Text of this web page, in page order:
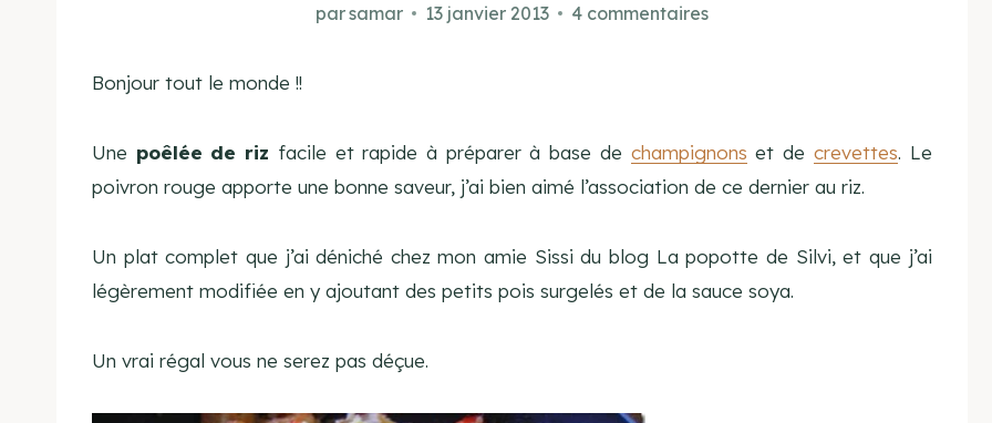
parsamar 13 janvier 2013 4 commentaires
Bonjour tout le monde !!
Une poêlée de riz facile et rapide à préparer à base de champignons et de crevettes. Le
poivron rouge apporte une bonne saveur, j’ai bien aimé l’association de ce dernier au riz.
Un plat complet que j’ai déniché chez mon amie Sissi du blog La popotte de Silvi, et que j’ai
légèrement modifiée en y ajoutant des petits pois surgelés et de la sauce soya.
Un vrai régal vous ne serez pas déçue.